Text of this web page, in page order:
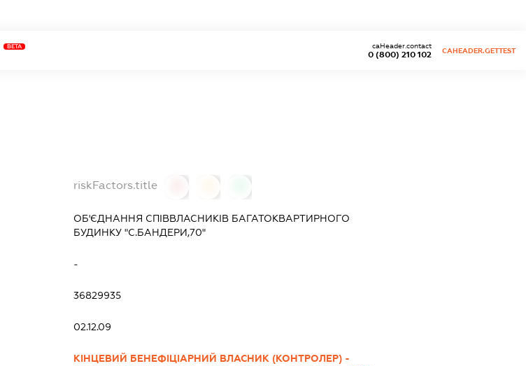
BETA
0 (800) 210 102
caHeader.contact
CAHEADER.GETTEST
riskFactors.title
ОБ'ЄДНАННЯ СПІВВЛАСНИКІВ БАГАТОКВАРТИРНОГО
БУДИНКУ "С.БАНДЕРИ,70"
-
36829935
02.12.09
КІНЦЕВИЙ БЕНЕФІЦІАРНИЙ ВЛАСНИК (КОНТРОЛЕР) -